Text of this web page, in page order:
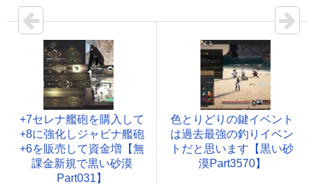
+7セレナ艦砲を購入して
+8に強化しジャビナ艦砲
+6を販売して資金増【無
課金新規で黒い砂漠
Part031】
色とりどりの鍵イベント
は過去最強の釣りイベン
トだと思います【黒い砂
漠Part3570】